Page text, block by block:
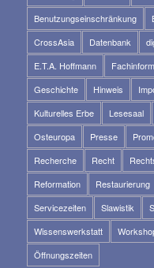
Benutzungseinschränkung
CrossAsia
Datenbank
E.T.A. Hoffmann
Geschichte
Hinweis
Kulturelles Erbe
Lesesaal
Osteuropa
Presse
Recherche
Recht
Reformation
Restaurierung
Servicezeiten
Slawistik
Wissenswerkstatt
Öffnungszeiten